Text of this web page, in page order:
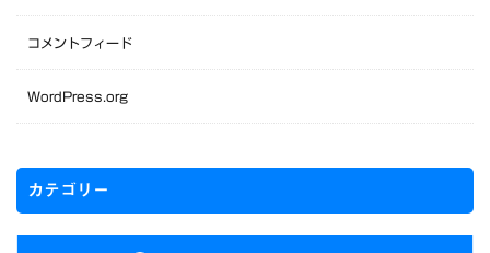
コメントフィード
WordPress.org
カテゴリー